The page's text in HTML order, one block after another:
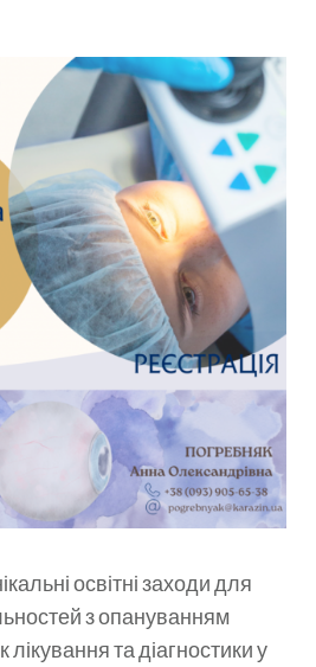
освітні заходи для
з опануванням
та діагностики у